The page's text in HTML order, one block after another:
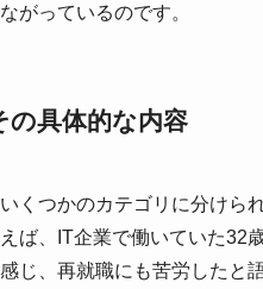
がっているのです。
の具体的な内容
くつかのカテゴリに分けら
ば、IT企業で働いていた32
じ、再就職にも苦労したと語